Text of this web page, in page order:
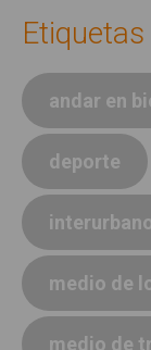
Etiquetas
andar en
deporte
medio de
medio de